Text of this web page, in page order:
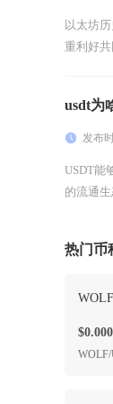
以太坊
重利好
usdt为
发布
USDT能
的流通
热门币